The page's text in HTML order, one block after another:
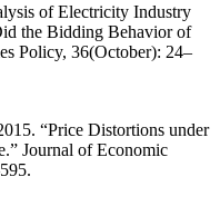
of Electricity Industry
the Bidding Behavior of
Policy, 36(October): 24–
“Price Distortions under
Journal of Economic